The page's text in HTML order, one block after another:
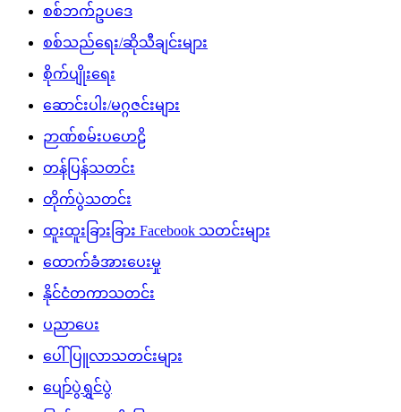
စစ်ဘက်ဥပဒေ
စစ်သည်ရေး/ဆိုသီချင်းများ
စိုက်ပျိုးရေး
ဆောင်းပါး/မဂ္ဂဇင်းများ
ဉာဏ်စမ်းပဟေဠိ
တန်ပြန်သတင်း
တိုက်ပွဲသတင်း
ထူးထူးခြားခြား Facebook သတင်းများ
ထောက်ခံအားပေးမှု
နိုင်ငံတကာသတင်း
ပညာပေး
ပေါ်ပြူလာသတင်းများ
ပျော်ပွဲရွှင်ပွဲ